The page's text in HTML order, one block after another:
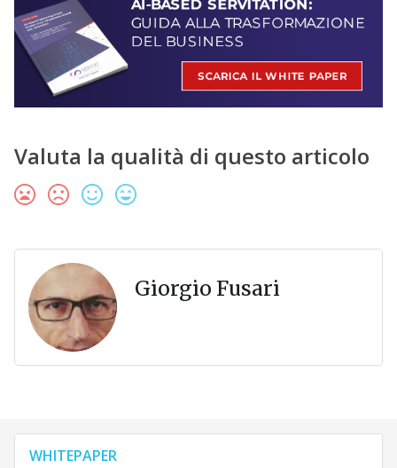
Valuta la qualità di questo articolo
Giorgio Fusari
WHITEPAPER